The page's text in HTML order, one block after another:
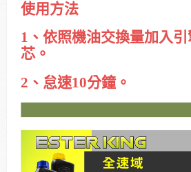
使用方法
1、依照機油交換量加入
芯。
2、怠速10分鐘。